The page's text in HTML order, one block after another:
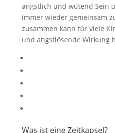
ängstlich und wütend Sein
immer wieder gemeinsam
zusammen kann für viele
und angstlösende Wirkung
Was ist eine Zeitkapsel?